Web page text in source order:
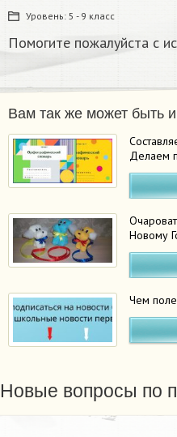
Уровень: 5 - 9 класс
Помогите пожалуйста с
Вам так же может быть
Делаем
Новому
Чем
Новые вопросы по